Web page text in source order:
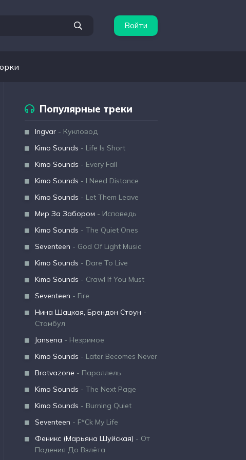
Войти
Популярные треки
Ingvar - Кукловод
Kimo Sounds - Life Is Short
Kimo Sounds - Every Fall
Kimo Sounds - I Need Distance
Kimo Sounds - Let Them Leave
Мир За Забором - Исповедь
Kimo Sounds - The Quiet Ones
Seventeen - God Of Light Music
Kimo Sounds - Dare To Live
Kimo Sounds - Crawl If You Must
Seventeen - Fire
Нина Шацкая, Брендон Стоун -
Стамбул
Jansena - Незримое
Kimo Sounds - Later Becomes Never
Bratvazone - Параллель
Kimo Sounds - The Next Page
Kimo Sounds - Burning Quiet
Seventeen - F*Ck My Life
Феникс (Марьяна Шуйская) - От
Падения До Взлёта